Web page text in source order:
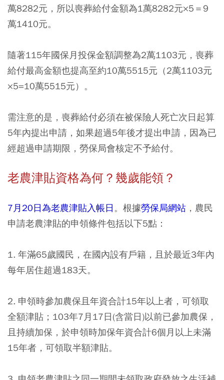
萬8282元，所以喪葬給付金額為1萬8282元×5＝9
萬1410元。
隨著115年國保月投保金額調整為2萬1103元，喪葬
給付最高金額也提高至約10萬5515元（2萬1103元
×5=10萬5515元）。
需注意的是，喪葬給付必須在被保險人死亡次日起算
5年內提出申請，如果超過5年後才提出申請，因為已
經超過申請期限，勞保局會核定不予給付。
老農津貼資格為何？幾歲能領？
7月20日為老農津貼入帳日。根據勞保局網站 ，農民
申請老農津貼的申領條件包括以下5點：
1. 年滿65歲國民，在國內設有戶籍，且於最近3年內
每年居住超過183天。
2. 申領時參加農保且年資合計15年以上者，可領取
全額津貼；103年7月17日(含當日)以前已參加農保，
且持續加保，於申領時加保年資合計6個月以上未滿
15年者，可領取半額津貼。